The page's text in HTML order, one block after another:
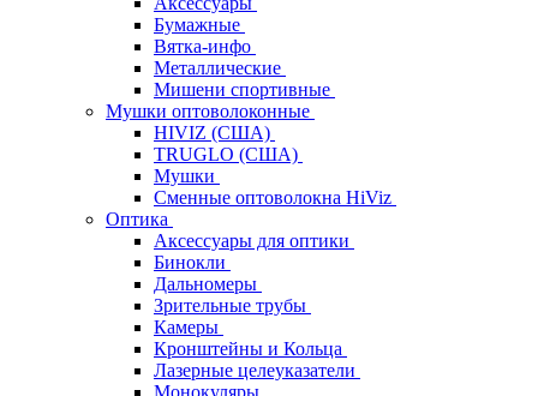
Бумажные
Вятка-инфо
Металлические
Мишени спортивные
Мушки оптоволоконные
HIVIZ (США)
TRUGLO (США)
Мушки
Сменные оптоволокна HiViz
Оптика
Аксессуары для оптики
Бинокли
Дальномеры
Зрительные трубы
Камеры
Кронштейны и Кольца
Лазерные целеуказатели
Монокуляры